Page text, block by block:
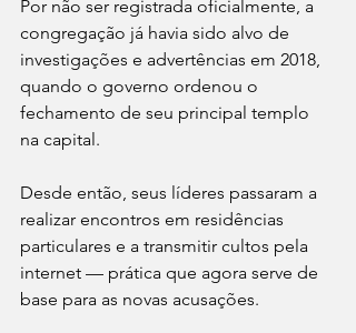
Por não ser registrada oficialmente, a
congregação já havia sido alvo de
investigações e advertências em 2018,
quando o governo ordenou o
fechamento de seu principal templo
na capital.
Desde então, seus líderes passaram a
realizar encontros em residências
particulares e a transmitir cultos pela
internet — prática que agora serve de
base para as novas acusações.